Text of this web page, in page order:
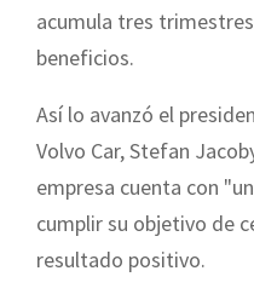
acumula tres
beneficios.
Así lo avanzó el
Volvo Car, Stefan
empresa cuenta con
cumplir su objetivo de
resultado positivo.